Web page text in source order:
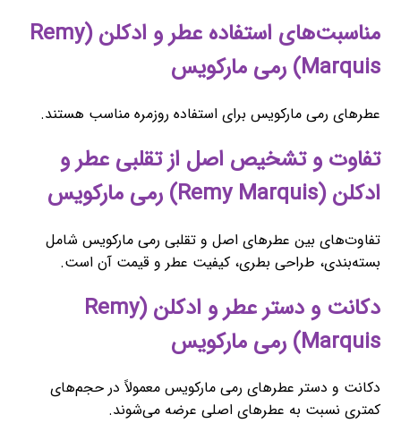
مناسبت‌های استفاده عطر و ادکلن (Remy
Marquis) رمی مارکویس
عطرهای رمی مارکویس برای استفاده روزمره مناسب هستند.
تفاوت و تشخیص اصل از تقلبی عطر و
ادکلن (Remy Marquis) رمی مارکویس
تفاوت‌های بین عطرهای اصل و تقلبی رمی مارکویس شامل
بسته‌بندی، طراحی بطری، کیفیت عطر و قیمت آن است.
دکانت و دستر عطر و ادکلن (Remy
Marquis) رمی مارکویس
دکانت و دستر عطرهای رمی مارکویس معمولاً در حجم‌های
کمتری نسبت به عطرهای اصلی عرضه می‌شوند.